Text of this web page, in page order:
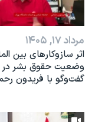
مرداد ۱۷, ۱۴۰۵
اثر ساز‌و‌کارهای بین
وضعیت حقوق بشر در
گفت‌وگو با فریدون